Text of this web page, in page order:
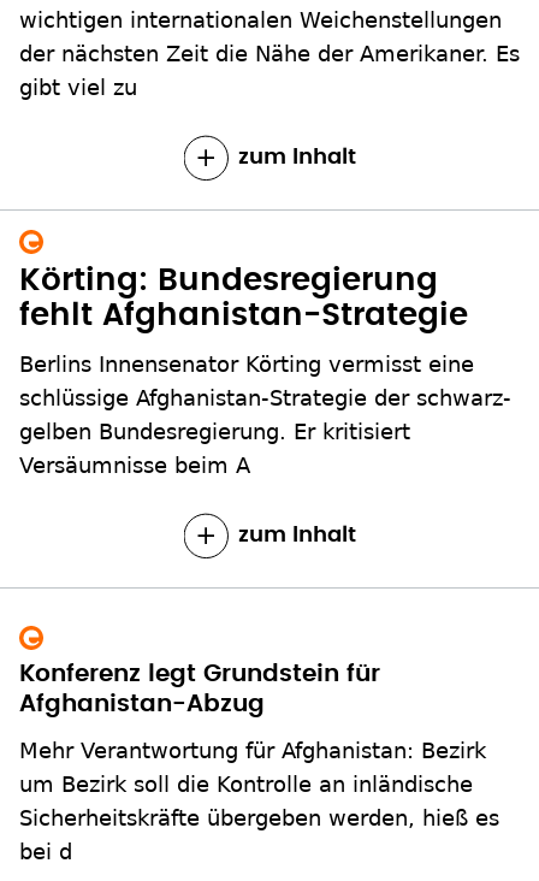
wichtigen internationalen Weichenstellungen
der nächsten Zeit die Nähe der Amerikaner. Es
gibt viel zu
zum Inhalt
Körting: Bundesregierung
fehlt Afghanistan-Strategie
Berlins Innensenator Körting vermisst eine
schlüssige Afghanistan-Strategie der schwarz-
gelben Bundesregierung. Er kritisiert
Versäumnisse beim A
zum Inhalt
Konferenz legt Grundstein für
Afghanistan-Abzug
Mehr Verantwortung für Afghanistan: Bezirk
um Bezirk soll die Kontrolle an inländische
Sicherheitskräfte übergeben werden, hieß es
bei d